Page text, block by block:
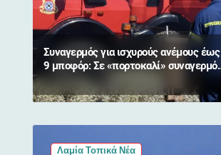
Συναγερμός για ισχυρούς ανέμους έως
9 μποφόρ: Σε «πορτοκαλί» συναγερμό
η Στερεά Ελλάδα
Λαμία Τοπικά Νέα